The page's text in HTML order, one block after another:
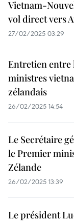
Vietnam-
vol direct vers
27/02/2025 03:29
Entretien entre
ministres
zélandais
26/02/2025 14:54
Le Secrétaire
le Premier
Zélande
26/02/2025 13:39
Le président